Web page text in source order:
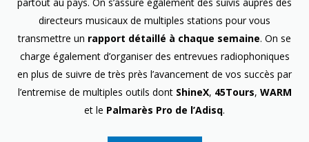
directeurs musicaux de multiples stations pour vous
transmettre un rapport détaillé à chaque semaine. On se
charge également d’organiser des entrevues radiophoniques
en plus de suivre de très près l’avancement de vos succès par
l’entremise de multiples outils dont ShineX, 45Tours, WARM
et le Palmarès Pro de l’Adisq.